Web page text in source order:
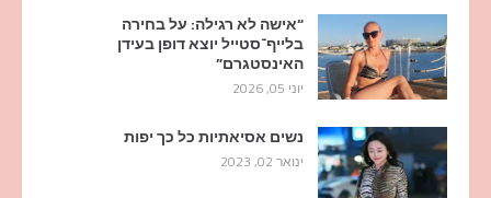
“אישה לא רגילה: על בחירה
בלייף־סטייל יוצא דופן בעידן
האינסטגרם”
יוני 05, 2026
נשים אסיאתיות כל כך יפות
ינואר 02, 2023